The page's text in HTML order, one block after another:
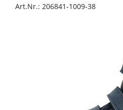
Art.Nr.: 206841-1009-38